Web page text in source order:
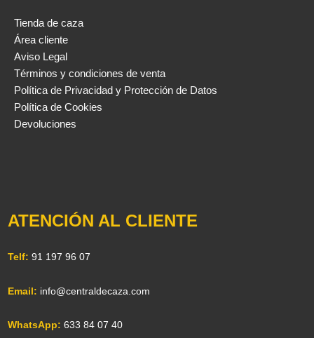
Tienda de caza
Área cliente
Aviso Legal
Términos y condiciones de venta
Política de Privacidad y Protección de Datos
Política de Cookies
Devoluciones
ATENCIÓN AL CLIENTE
Telf: 91 197 96 07
Email: info@centraldecaza.com
WhatsApp: 633 84 07 40